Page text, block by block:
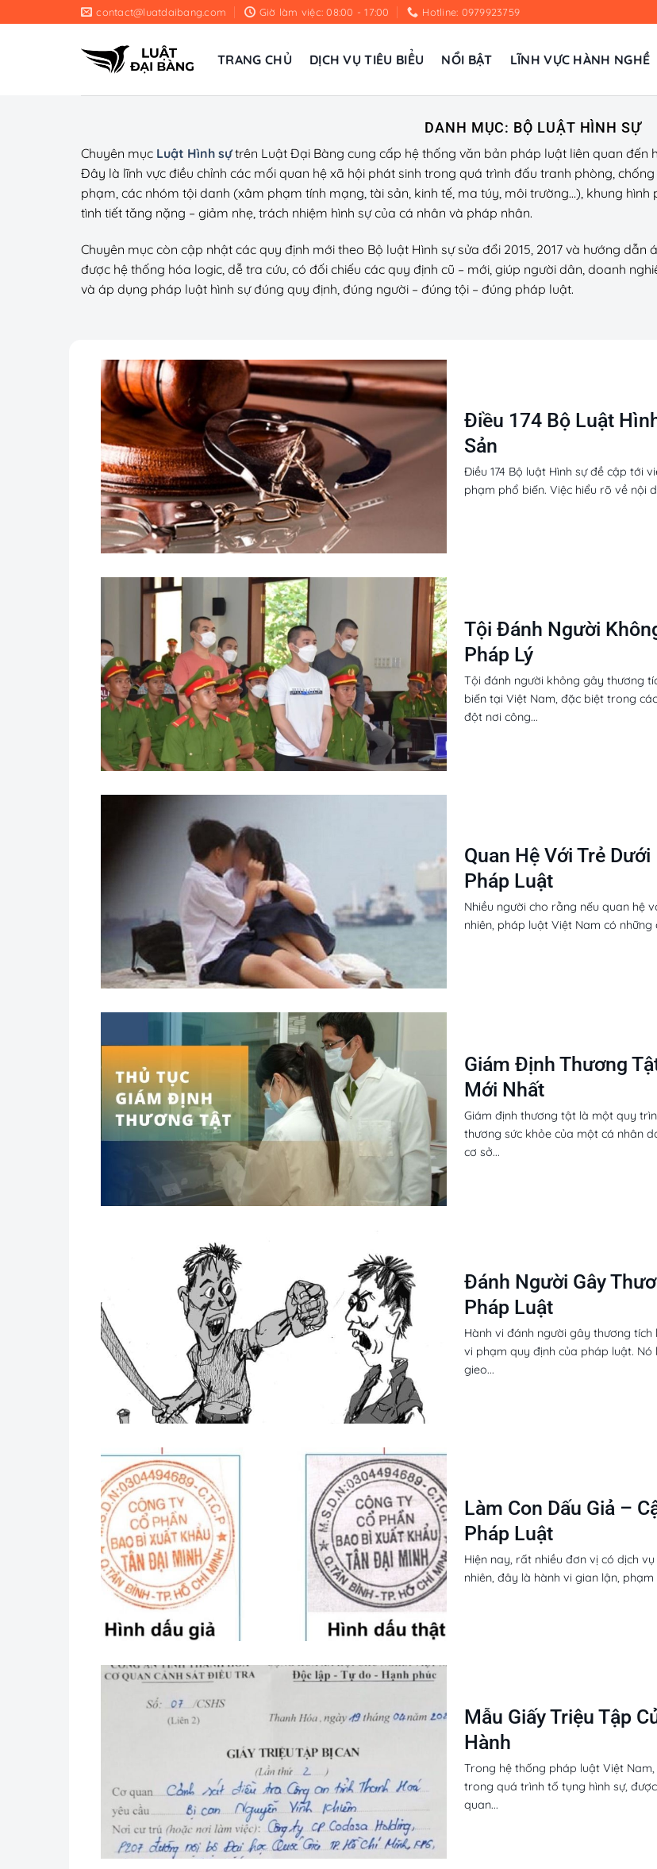
đến
contact@luatdaibang.com Giờ làm việc: 08:00 - 17:00 Hotline: 0979923759
TRANG CHỦ DỊCH VỤ TIÊU BIỂU NỔI BẬT LĨNH VỰC HÀNH NGHỀ
DANH MỤC: BỘ LUẬT HÌNH SỰ
Chuyên mục Luật Hình sựtrên Luật Đại Bàng cung cấp hệ thống văn bản pháp luật liên quan đến
Đây là lĩnh vực điều chỉnh các mối quan hệ xã hội phát sinh trong quá trình đấu tranh phòng,
phạm, các nhóm tội danh (xâm phạm tính mạng, tài sản, kinh tế, ma túy, môi trường…), khung
tình tiết tăng nặng – giảm nhẹ, trách nhiệm hình sự của cá nhân và pháp nhân.
Chuyên mục còn cập nhật các quy định mới theo Bộ luật Hình sự sửa đổi 2015, 2017 và hướng
được hệ thống hóa logic, dễ tra cứu, có đối chiếu các quy định cũ – mới, giúp người dân, doanh
và áp dụng pháp luật hình sự đúng quy định, đúng người – đúng tội – đúng pháp luật.
Điều 174 Bộ Luật
Sản
Điều 174 Bộ luật Hình sự đề cập tới
phạm phổ biến. Việc hiểu rõ về nội
Tội Đánh Người
Pháp Lý
Tội đánh người không gây thương
biến tại Việt Nam, đặc biệt trong
đột nơi công...
Quan Hệ Với Trẻ
Pháp Luật
Nhiều người cho rằng nếu quan hệ
nhiên, pháp luật Việt Nam có
Giám Định Thương
Mới Nhất
Giám định thương tật là một quy
thương sức khỏe của một cá nhân
cơ sở...
Đánh Người Gây
Pháp Luật
Hành vi đánh người gây thương
vi phạm quy định của pháp luật.
gieo...
Làm Con Dấu Giả –
Pháp Luật
Hiện nay, rất nhiều đơn vị có dịch
nhiên, đây là hành vi gian lận,
Mẫu Giấy Triệu Tập
Hành
Trong hệ thống pháp luật Việt
trong quá trình tố tụng hình sự,
quan...